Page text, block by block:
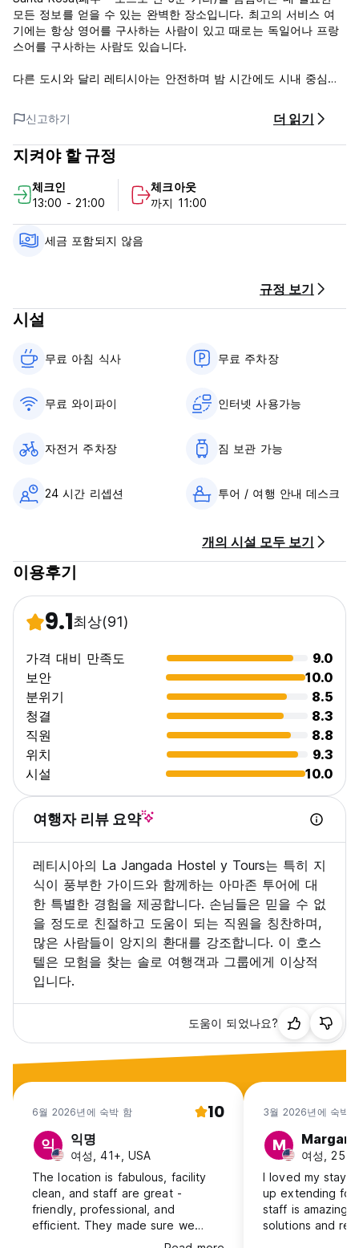
모든 정보를 얻을 수 있는 완벽한 장소입니다. 최고의 서비스 여
기에는 항상 영어를 구사하는 사람이 있고 때로는 독일어나 프랑
스어를 구사하는 사람도 있습니다.
다른 도시와 달리 레티시아는 안전하며 밤 시간에도 시내 중심가
인 산타데르 공원에서 100m 떨어져 있습니다. Radio Fantástica
앞에 있습니다. 칼레 12 No. 10-14
저희는 레티시아 중심의 조용한 거리, 빵집 옆에 위치하고 있습니
다. 공항에서 택시를 타면 10분도 채 걸리지 않습니다. 산타 로사
는 도보 거리에 있습니다. 5블록 이내에 국경을 넘어 브라질로 가
서 타바팅가를 방문할 수 있습니다. 레티시아의 주요 명소인 산탄
데르 공원은 길에서 단 세 블록 떨어져 있습니다. 다양한 새 떼,
작은 잉꼬, 제비가 매일 밤 만납니다. 다른 많은 관광객들도 놀라
놀라운 순간을 여러분과 공유하게 되어 기쁘게 생각합니다. 저희
기회를 제공합니다. 우리 호스텔 앞에는 테이블과 의자가 있는 테
테라스가 있습니다. 음료와 점심도 판매하고 있습니다.
플라스틱 쓰레기를 줄이기 위해 모든 투숙객에게 식수를 무료로
로 냉장고에 음식을 보관해 보세요. 세탁 서비스를 제공하며, 옷을
세탁할 수 있는 공간을 제공합니다.
안한 매트리스가 마련되어 있습니다. 개인실에서는 에어컨의 시원
한 가격으로 수건을 대여하실 수 있습니다.
다. 좀 더 먹고 싶은 분들을 위해 유럽식 아침 식사도 제공하며 때
로는 그라놀라와 홈메이드 요거트를 곁들인 과일도 제공합니다!
취소 정책: 도착 24시간 전.
체크인은 13:00부터입니다.
체크아웃은 11시까지 입니다.
도착 시 현금이나 신용카드로 결제하세요.
세금이 포함되어 있습니다.
아침 식사가 포함되어 있습니다.
일반적인:
통금 없음.
금연.
language)
신고하기 더 읽기
지켜야 할 규정
체크인
13:00 - 21:00
체크아웃
까지 11:00
세금 포함되지 않음
규정 보기
시설
무료 아침 식사‎ 무료 주차장
무료 와이파이 인터넷 사용가능
자전거 주차장 짐 보관 가능
24 시간 리셉션 투어 / 여행 안내 데스크
개의 시설 모두 보기
이용후기
9.1최상(91)
가격 대비 만족도
9.0
보안
10.0
분위기
8.5
청결
8.3
직원
8.8
위치
9.3
시설
10.0
여행자 리뷰 요약
레티시아의 La Jangada Hostel y Tours는 특히 지
식이 풍부한 가이드와 함께하는 아마존 투어에 대
한 특별한 경험을 제공합니다. 손님들은 믿을 수 없
을 정도로 친절하고 도움이 되는 직원을 칭찬하며,
많은 사람들이 앙지의 환대를 강조합니다. 이 호스
텔은 모험을 찾는 솔로 여행객과 그룹에게 이상적
입니다.
도움이 되었나요?
6월 2026년에 숙박 함 10
익 익명
여성, 41+, USA
The location is fabulous, facility
clean, and staff are great -
friendly, professional, and
efficient. They made sure we
received messages from our
3월 2026년에 숙박
M
여성, 25-
I loved my stay
up extending
staff is amazing
solutions and